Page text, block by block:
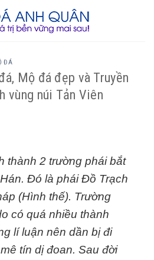
ĐÁ
Mộ đá đẹp và Truyền
vùng núi Tản Viên
thành 2 trường phái bắt
Đó là phái Đồ Trạch
(Hình thế). Trường
có quá nhiều thành
lí luận nên dần bị đi
tín dị đoan. Sau đời